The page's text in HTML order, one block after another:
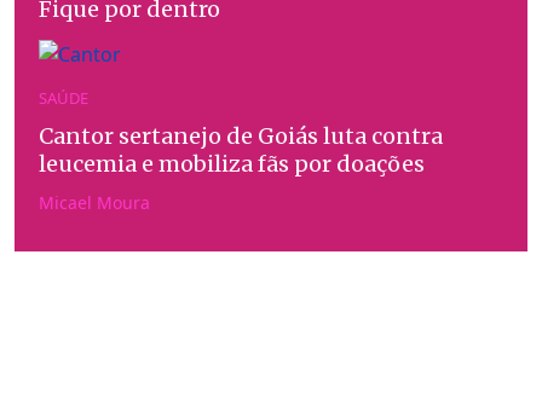
Fique por dentro
SAÚDE
Cantor sertanejo de Goiás luta contra
leucemia e mobiliza fãs por doações
Micael Moura